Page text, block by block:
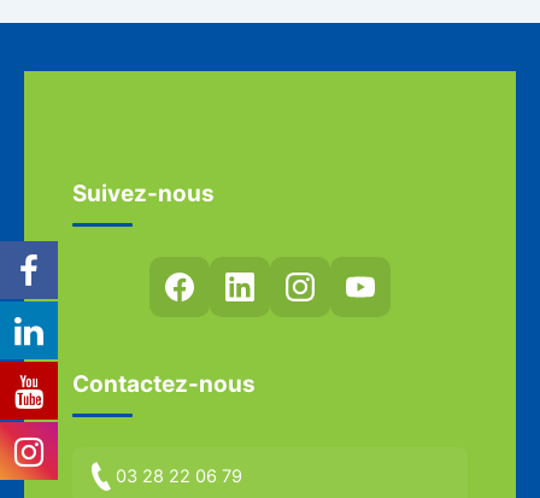
Suivez-nous
Contactez-nous
03 28 22 06 79